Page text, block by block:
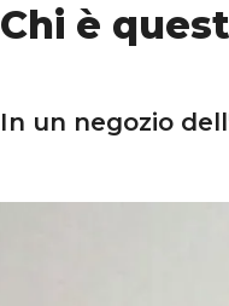
Chi è
In un negozio